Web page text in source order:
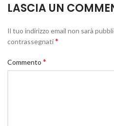
LASCIA UN
Il tuo indirizzo email non sarà
contrassegnati*
Commento *